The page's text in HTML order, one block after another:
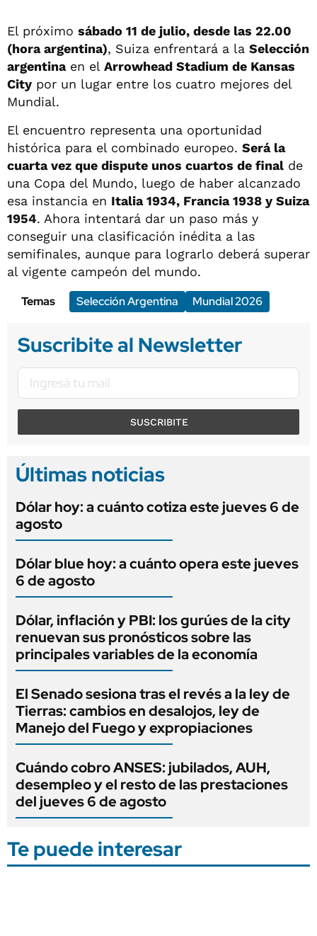
El próximo sábado 11 de julio, desde las 22.00
(hora argentina), Suiza enfrentará a la Selección
argentinaen el Arrowhead Stadium de Kansas
City por un lugar entre los cuatro mejores del
Mundial.
El encuentro representa una oportunidad
histórica para el combinado europeo. Será la
cuarta vez que dispute unos cuartos de final de
una Copa del Mundo, luego de haber alcanzado
esa instancia en Italia 1934, Francia 1938 y Suiza
1954. Ahora intentará dar un paso más y
conseguir una clasificación inédita a las
semifinales, aunque para lograrlo deberá superar
al vigente campeón del mundo.
Temas
Selección Argentina Mundial 2026
Suscribite al Newsletter
SUSCRIBITE
Últimas noticias
Dólar hoy: a cuánto cotiza este jueves 6 de
agosto
Dólar blue hoy: a cuánto opera este jueves
6 de agosto
Dólar, inflación y PBI: los gurúes de la city
renuevan sus pronósticos sobre las
principales variables de la economía
El Senado sesiona tras el revés a la ley de
Tierras: cambios en desalojos, ley de
Manejo del Fuego y expropiaciones
Cuándo cobro ANSES: jubilados, AUH,
desempleo y el resto de las prestaciones
del jueves 6 de agosto
Te puede interesar